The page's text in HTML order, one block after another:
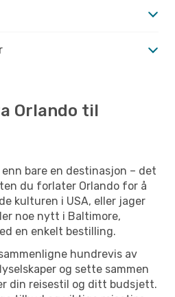
Orlando til
bare en destinasjon – det
du forlater Orlando for å
kulturen i USA, eller jager
noe nytt i Baltimore,
en enkelt bestilling.
hundrevis av
og sette sammen
din reisestil og ditt budsjett.